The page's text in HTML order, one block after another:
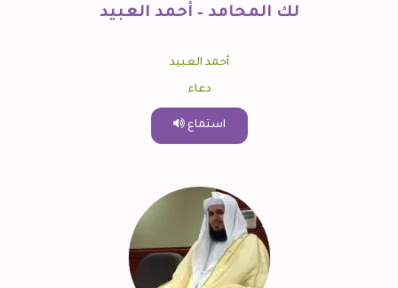
لك المحامد – أحمد العبيد
أحمد العبيد
دعاء
استماع